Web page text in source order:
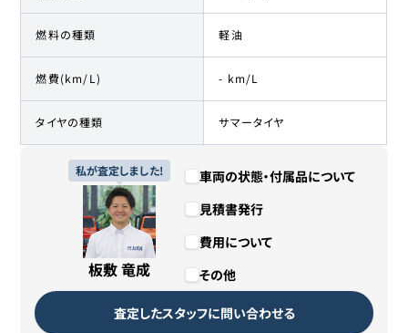
燃料の種類 軽油
燃費(km/L) - km/L
タイヤの種類 サマータイヤ
私が査定しました!
板敷 竜成
車両の状態・付属品について
見積書発行
費用について
その他
査定したスタッフに問い合わせる